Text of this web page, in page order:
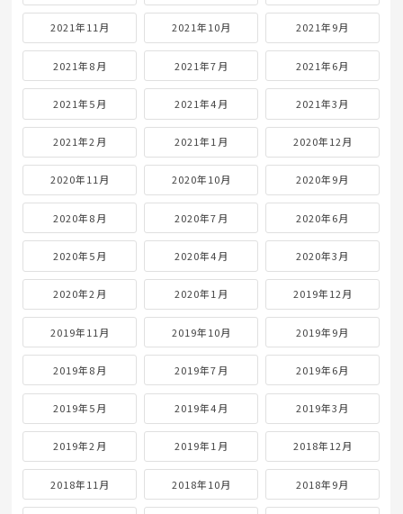
2021年11月 2021年10月 2021年9月
2021年8月 2021年7月 2021年6月
2021年5月 2021年4月 2021年3月
2021年2月 2021年1月 2020年12月
2020年11月 2020年10月 2020年9月
2020年8月 2020年7月 2020年6月
2020年5月 2020年4月 2020年3月
2020年2月 2020年1月 2019年12月
2019年11月 2019年10月 2019年9月
2019年8月 2019年7月 2019年6月
2019年5月 2019年4月 2019年3月
2019年2月 2019年1月 2018年12月
2018年11月 2018年10月 2018年9月